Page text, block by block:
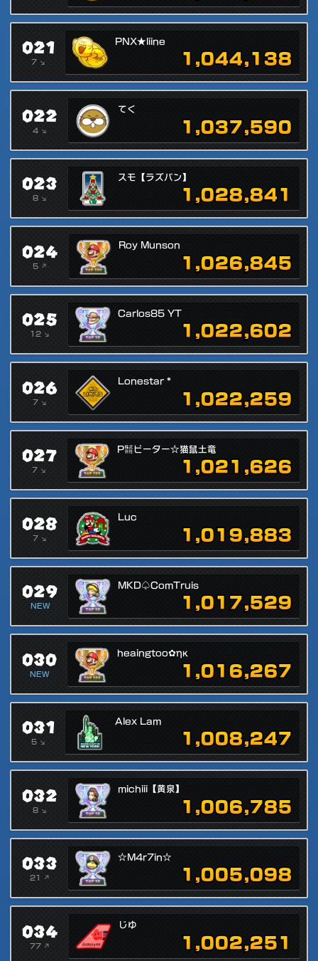
021
7 ↘
PNX★liine
1,044,138
022
4 ↘
てく
1,037,590
023
8 ↘
スモ【ラズパン】
1,028,841
024
5 ↗
Roy Munson
1,026,845
025
12 ↘
Carlos85 YT
1,022,602
026
7 ↘
Lonestar *
1,022,259
027
7 ↘
P㍿ピーター☆猫鼠土竜
1,021,626
028
7 ↘
Luc
1,019,883
029
NEW
MKD♤ComTruis
1,017,529
030
NEW
heaingtoo✿ηκ
1,016,267
031
5 ↘
Alex Lam
1,008,247
032
8 ↘
michiii【黄泉】
1,006,785
033
21 ↗
☆M4r7in☆
1,005,098
034
77 ↗
じゆ
1,002,251